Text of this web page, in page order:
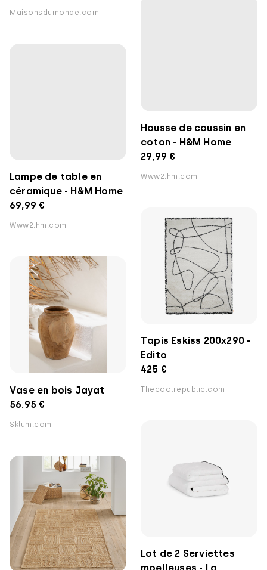
Maisonsdumonde.com
Housse de coussin en
coton - H&M Home
29,99 €
Www2.hm.com
Lampe de table en
céramique - H&M Home
69,99 €
Www2.hm.com
Tapis Eskiss 200x290 -
Edito
425 €
Thecoolrepublic.com
Vase en bois Jayat
56.95 €
Sklum.com
Lot de 2 Serviettes